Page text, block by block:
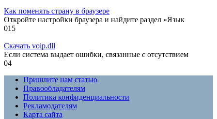
Как поменять страну в браузере
Откройте настройки браузера и найдите раздел «Язык
015
Скачать voip.dll
Если система выдает ошибки, связанные с отсутствием
04
Пришлите нам статью
Правообладателям
Политика конфиденциальности
Рекламодателям
Карта сайта